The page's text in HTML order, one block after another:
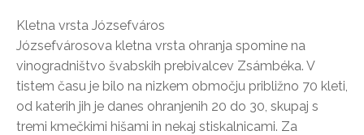
Kletna vrsta Józsefváros
Józsefvárosova kletna vrsta ohranja spomine na
vinogradništvo švabskih prebivalcev Zsámbéka. V
tistem času je bilo na nizkem območju približno 70 kleti,
od katerih jih je danes ohranjenih 20 do 30, skupaj s
tremi kmečkimi hišami in nekaj stiskalnicami. Za